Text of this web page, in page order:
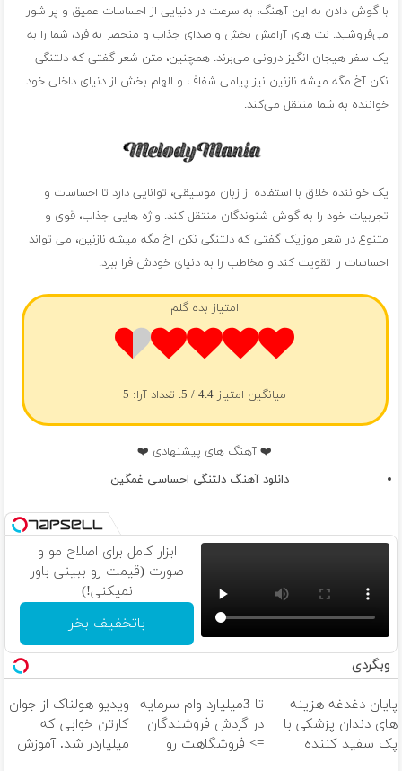
با گوش دادن به این آهنگ، به سرعت در دنیایی از احساسات عمیق و پر شور
می‌فروشید. نت های آرامش بخش و صدای جذاب و منحصر به فرد، شما را به
یک سفر هیجان انگیز درونی می‌برند. همچنین، متن شعر گفتی که دلتنگی
نکن آخ مگه میشه نازنین نیز پیامی شفاف و الهام بخش از دنیای داخلی خود
خواننده به شما منتقل می‌کند.
یک خواننده خلاق با استفاده از زبان موسیقی، توانایی دارد تا احساسات و
تجربیات خود را به گوش شنوندگان منتقل کند. واژه هایی جذاب، قوی و
متنوع در شعر موزیک گفتی که دلتنگی نکن آخ مگه میشه نازنین، می تواند
احساسات را تقویت کند و مخاطب را به دنیای خودش فرا ببرد.
امتیاز بده گلم
میانگین امتیاز 4.4/ 5. تعداد آرا: 5
❤️ آهنگ های پیشنهادی ❤️
دانلود آهنگ دلتنگی احساسی غمگین
ابزار کامل برای اصلاح مو و
صورت (قیمت رو ببینی باور
نمیکنی!)
باتخفیف بخر
وبگردی
پایان دغدغه هزینه
های دندان پزشکی با
پک سفید کننده
تا 3میلیارد وام سرمایه
در گردش فروشندگان
=> فروشگاهت رو
ویدیو هولناک از جوان
کارتن خوابی که
میلیاردر شد. آموزش